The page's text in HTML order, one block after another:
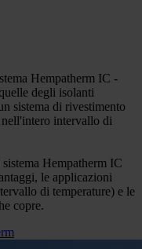
Hempatherm IC -
degli isolanti
sistema di rivestimento
nell'intero intervallo di
Hempatherm IC
le applicazioni
di temperature) e le
copre.